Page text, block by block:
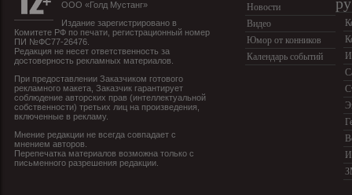
ООО «Голд Мустанг»
Издание зарегистрировано в
Комитете РФ по печати, регистрационный номер
ПИ №ФС77-26476.
Редакция не несет ответственность за
достоверность рекламных материалов.
При предоставлении Заказчиком готового
рекламного макета, Заказчик гарантирует
соблюдение авторских прав (интеллектуальной
собственности) третьих лиц на произведения,
включенные в рекламу.
Мнение редакции не всегда совпадает с
мнением авторов.
Перепечатка материалов возможна только с
письменного разрешения редакции.
Новости
Видео
Юмор от конников
Календарь событий